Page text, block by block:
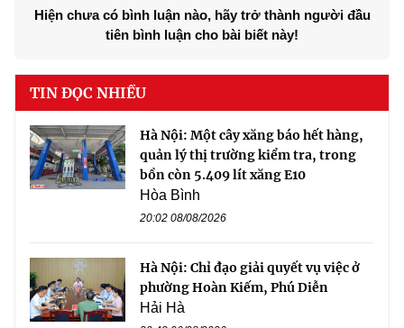
Hiện chưa có bình luận nào, hãy trở thành người đầu
tiên bình luận cho bài biết này!
TIN ĐỌC NHIỀU
Hà Nội: Một cây xăng báo hết hàng,
quản lý thị trường kiểm tra, trong
bồn còn 5.409 lít xăng E10
Hòa Bình
20:02 08/08/2026
Hà Nội: Chỉ đạo giải quyết vụ việc ở
phường Hoàn Kiếm, Phú Diễn
Hải Hà